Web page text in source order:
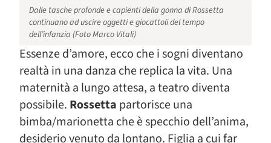
Dalle tasche profonde e capienti della gonna di Rossetta
continuano ad uscire oggetti e giocattoli del tempo
dell’infanzia (Foto Marco Vitali)
Essenze d’amore, ecco che i sogni diventano
realtà in una danza che replica la vita. Una
maternità a lungo attesa, a teatro diventa
possibile. Rossetta partorisce una
bimba/marionetta che è specchio dell’anima,
desiderio venuto da lontano. Figlia a cui far